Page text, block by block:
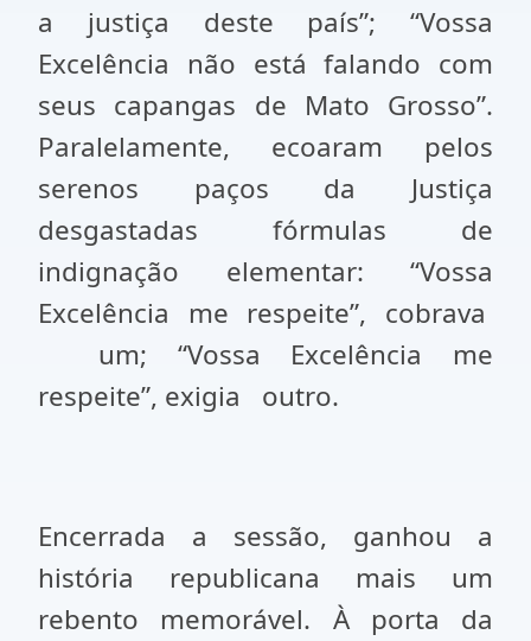
a justiça deste país”; “Vossa
Excelência não está falando com
seus capangas de Mato Grosso”.
Paralelamente, ecoaram pelos
serenos paços da Justiça
desgastadas fórmulas de
indignação elementar: “Vossa
Excelência me respeite”, cobrava
um; “Vossa Excelência me
respeite”, exigia
outro.
Encerrada a sessão, ganhou a
história republicana mais um
rebento memorável. À porta da